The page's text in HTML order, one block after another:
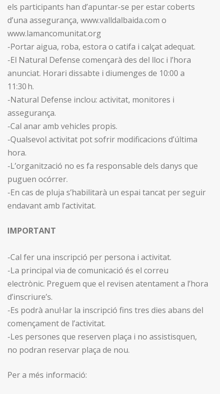
els participants han d’apuntar-se per estar coberts
d’una assegurança, www.valldalbaida.com o
www.lamancomunitat.org
-Portar aigua, roba, estora o catifa i calçat adequat.
-El Natural Defense començarà des del lloc i l’hora
anunciat. Horari dissabte i diumenges de 10:00 a
11:30 h.
-Natural Defense inclou: activitat, monitores i
assegurança.
-Cal anar amb vehicles propis.
-Qualsevol activitat pot sofrir modificacions d’última
hora.
-L’organització no es fa responsable dels danys que
puguen ocórrer.
-En cas de pluja s’habilitarà un espai tancat per seguir
endavant amb l’activitat.
IMPORTANT
-Cal fer una inscripció per persona i activitat.
-La principal via de comunicació és el correu
electrònic. Preguem que el revisen atentament a l’hora
d’inscriure’s.
-Es podrà anul·lar la inscripció fins tres dies abans del
començament de l’activitat.
-Les persones que reserven plaça i no assistisquen,
no podran reservar plaça de nou.
Per a més informació: